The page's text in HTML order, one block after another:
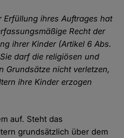
Erfüllung ihres Auftrages hat
Recht der
ihrer Kinder (Artikel 6 Abs.
darf die religiösen und
Grundsätze nicht verletzen,
ihre Kinder erzogen
auf. Steht das
grundsätzlich über dem